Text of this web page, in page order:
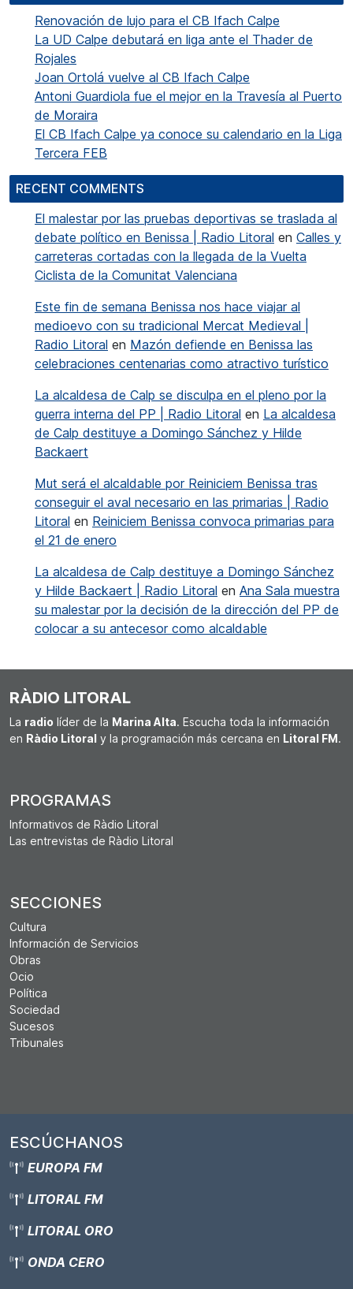
Renovación de lujo para el CB Ifach Calpe
La UD Calpe debutará en liga ante el Thader de
Rojales
Joan Ortolá vuelve al CB Ifach Calpe
Antoni Guardiola fue el mejor en la Travesía al Puerto
de Moraira
El CB Ifach Calpe ya conoce su calendario en la Liga
Tercera FEB
RECENT COMMENTS
El malestar por las pruebas deportivas se traslada al
debate político en Benissa | Radio Litoral en Calles y
carreteras cortadas con la llegada de la Vuelta
Ciclista de la Comunitat Valenciana
Este fin de semana Benissa nos hace viajar al
medioevo con su tradicional Mercat Medieval |
Radio Litoral en Mazón defiende en Benissa las
celebraciones centenarias como atractivo turístico
La alcaldesa de Calp se disculpa en el pleno por la
guerra interna del PP | Radio Litoral en La alcaldesa
de Calp destituye a Domingo Sánchez y Hilde
Backaert
Mut será el alcaldable por Reiniciem Benissa tras
conseguir el aval necesario en las primarias | Radio
Litoral en Reiniciem Benissa convoca primarias para
el 21 de enero
La alcaldesa de Calp destituye a Domingo Sánchez
y Hilde Backaert | Radio Litoral en Ana Sala muestra
su malestar por la decisión de la dirección del PP de
colocar a su antecesor como alcaldable
RÀDIO LITORAL
La radio líder de la Marina Alta. Escucha toda la información
en Ràdio Litoral y la programación más cercana en Litoral FM.
PROGRAMAS
Informativos de Ràdio Litoral
Las entrevistas de Ràdio Litoral
SECCIONES
Cultura
Información de Servicios
Obras
Ocio
Política
Sociedad
Sucesos
Tribunales
ESCÚCHANOS
EUROPA FM
LITORAL FM
LITORAL ORO
ONDA CERO